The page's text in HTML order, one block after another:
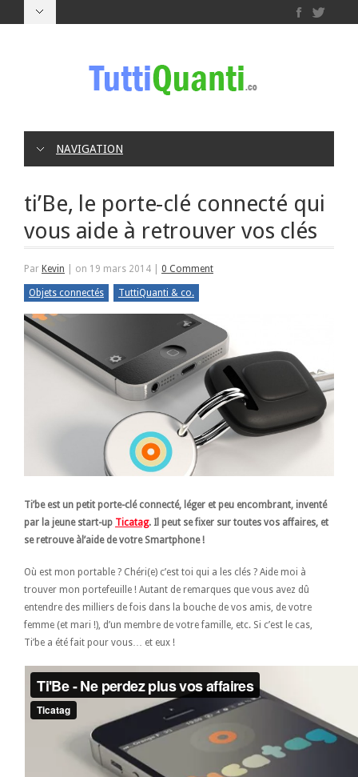
NAVIGATION
ti’Be, le porte-clé connecté qui
vous aide à retrouver vos clés
Par Kevin on 19 mars 2014 0 Comment
Objets connectés TuttiQuanti & co.
Ti’be est un petit porte-clé connecté, léger et peu encombrant, inventé
par la jeune start-up Ticatag. Il peut se fixer sur toutes vos affaires, et
se retrouve àl’aide de votre Smartphone !
Où est mon portable ? Chéri(e) c’est toi qui a les clés ? Aide moi à
trouver mon portefeuille ! Autant de remarques que vous avez dû
entendre des milliers de fois dans la bouche de vos amis, de votre
femme (et mari !), d’un membre de votre famille, etc. Si c’est le cas,
Ti’be a été fait pour vous… et eux !